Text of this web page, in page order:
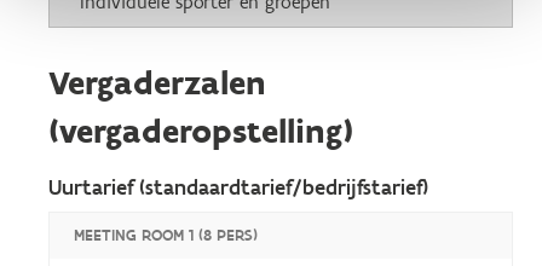
Vergaderzalen
(vergaderopstelling)
Uurtarief (standaardtarief/bedrijfstarief)
MEETING ROOM 1 (8 PERS)